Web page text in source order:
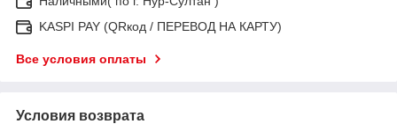
KASPI PAY (QRкод / ПЕРЕВОД НА КАРТУ)
Все условия оплаты
Условия возврата